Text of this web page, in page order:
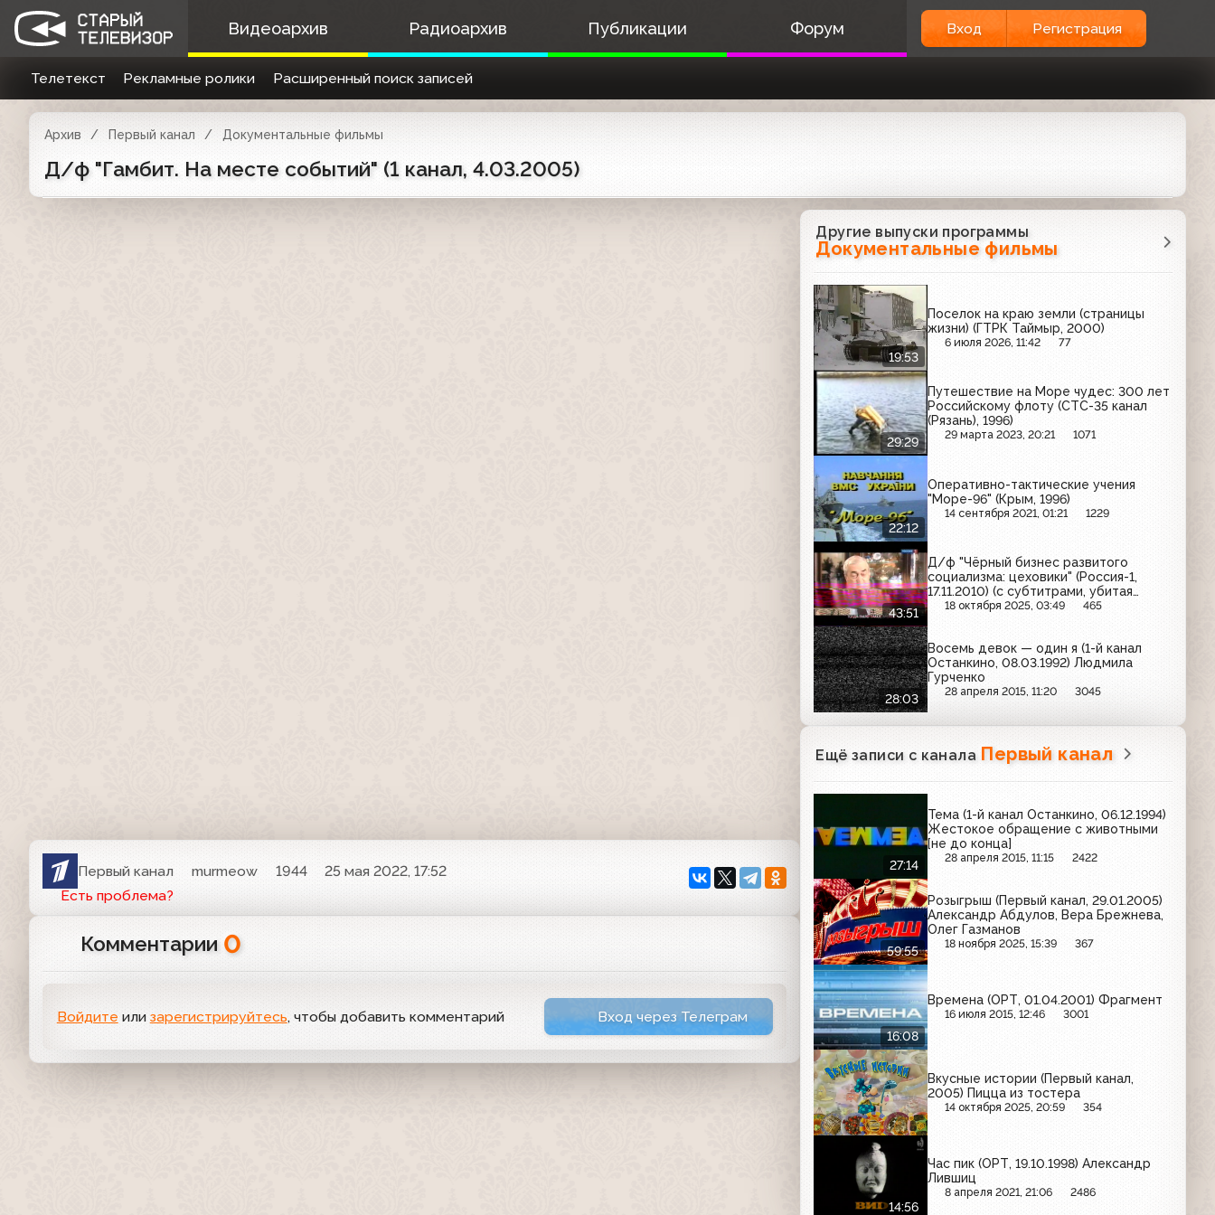
Видеоархив Радиоархив Публикации Форум Вход Регистрация
Телетекст Рекламные ролики Расширенный поиск записей
Архив Первый канал Документальные фильмы
Д/ф "Гамбит. На месте событий" (1 канал, 4.03.2005)
Первый канал murmeow 1944
25 мая 2022, 17:52
Есть проблема?
Комментарии 0
Войдите или зарегистрируйтесь, чтобы добавить комментарий Вход через Телеграм
Другие выпуски программы
Документальные фильмы
19:53
Поселок на краю земли (страницы
жизни) (ГТРК Таймыр, 2000)
6 июля 2026, 11:42 77
29:29
Путешествие на Море чудес: 300 лет
Российскому флоту (СТС-35 канал
(Рязань), 1996)
29 марта 2023, 20:21 1071
22:12
Оперативно-тактические учения
"Море-96" (Крым, 1996)
14 сентября 2021, 01:21 1229
43:51
Д/ф "Чёрный бизнес развитого
социализма: цеховики" (Россия-1,
17.11.2010) (с субтитрами, убитая
запись)
18 октября 2025, 03:49 465
28:03
Восемь девок — один я (1-й канал
Останкино, 08.03.1992) Людмила
Гурченко
28 апреля 2015, 11:20 3045
Ещё записи с канала Первый канал
27:14
Тема (1-й канал Останкино, 06.12.1994)
Жестокое обращение с животными
[не до конца]
28 апреля 2015, 11:15 2422
59:55
Розыгрыш (Первый канал, 29.01.2005)
Александр Абдулов, Вера Брежнева,
Олег Газманов
18 ноября 2025, 15:39 367
16:08
Времена (ОРТ, 01.04.2001) Фрагмент
16 июля 2015, 12:46 3001
Вкусные истории (Первый канал,
2005) Пицца из тостера
14 октября 2025, 20:59 354
14:56
Час пик (ОРТ, 19.10.1998) Александр
Лившиц
8 апреля 2021, 21:06 2486